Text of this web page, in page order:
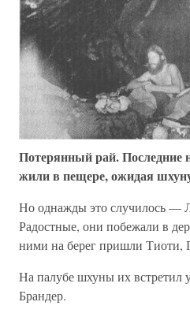
Потерянный рай. Последние
жили в пещере, ожидая
Но однажды это случилось —
Радостные, они побежали в
ними на берег пришли Тиоти,
На палубе шхуны их встретил
Брандер.